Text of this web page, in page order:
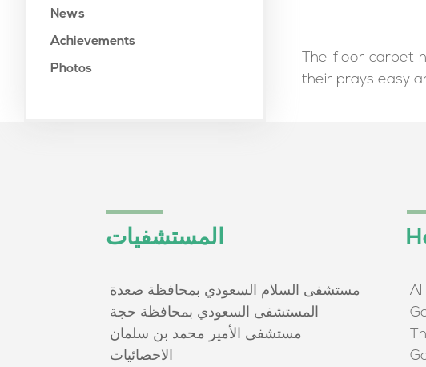
News
Achievements
Photos
The floor carpet
their prays easy
المستشفيات
مستشفى السلام السعودي بمحافظة صعدة
المستشفى السعودي بمحافظة حجة
مستشفى الأمير محمد بن سلمان
الاحصائيات
Al